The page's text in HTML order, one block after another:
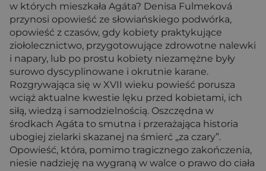
w których mieszkała Agáta? Denisa Fulmeková
przynosi opowieść ze słowiańskiego podwórka,
opowieść z czasów, gdy kobiety praktykujące
ziołolecznictwo, przygotowujące zdrowotne nalewki
i napary, lub po prostu kobiety niezamężne były
surowo dyscyplinowane i okrutnie karane.
Rozgrywająca się w XVII wieku powieść porusza
wciąż aktualne kwestie lęku przed kobietami, ich
siłą, wiedzą i samodzielnością. Oszczędna w
środkach Agáta to smutna i przerażająca historia
ubogiej zielarki skazanej na śmierć „za czary”.
Opowieść, która, pomimo tragicznego zakończenia,
niesie nadzieję na wygraną w walce o prawo do ciała